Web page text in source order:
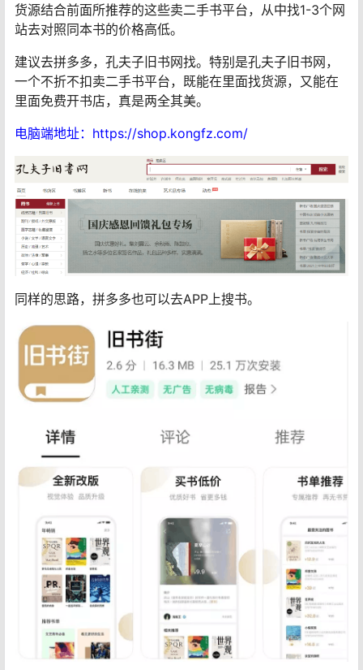
货源结合前面所推荐的这些卖二手书平台，从中找1-3个网
站去对照同本书的价格高低。
建议去拼多多，孔夫子旧书网找。特别是孔夫子旧书网，
一个不折不扣卖二手书平台，既能在里面找货源，又能在
里面免费开书店，真是两全其美。
电脑端地址：https://shop.kongfz.com/
同样的思路，拼多多也可以去APP上搜书。